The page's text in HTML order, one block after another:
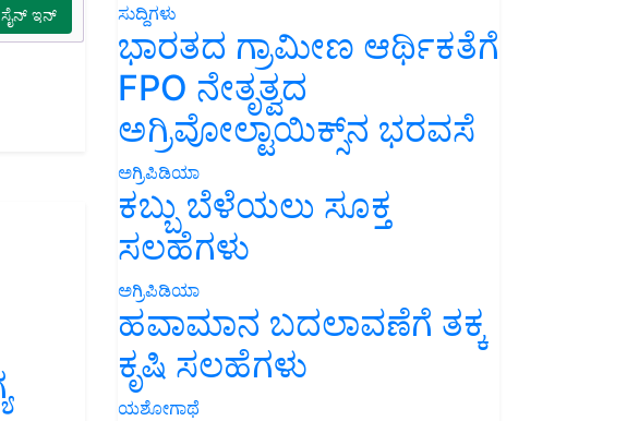
ಸುದ್ದಿಗಳು
ಭಾರತದ ಗ್ರಾಮೀಣ ಆರ್ಥಿಕತೆಗೆ
FPO ನೇತೃತ್ವದ
ಅಗ್ರಿವೋಲ್ಟಾಯಿಕ್ಸ್‌ನ ಭರವಸೆ
ಅಗ್ರಿಪಿಡಿಯಾ
ಕಬ್ಬು ಬೆಳೆಯಲು ಸೂಕ್ತ
ಸಲಹೆಗಳು
ಅಗ್ರಿಪಿಡಿಯಾ
ಹವಾಮಾನ ಬದಲಾವಣೆಗೆ ತಕ್ಕ
ಕೃಷಿ ಸಲಹೆಗಳು
ಯಶೋಗಾಥೆ